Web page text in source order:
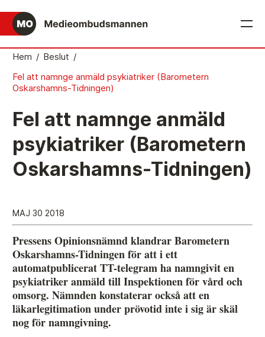
Det medieetiska systemet
Mediernas Etiknämnd fattar de avgörande besluten
Publicitetsreglerna – grunden i det medieetiska
systemet
Vill du ansluta till det medieetiska systemet?
Medieetikens historia
Instruktion för Allmänhetens Medieombudsman
Anmälan och beslut
De senaste besluten
Hem / Beslut /
Fel att namnge anmäld psykiatriker (Barometern
Oskarshamns-Tidningen)
Fel att namnge anmäld
psykiatriker (Barometern
Oskarshamns-Tidningen)
MAJ 30 2018
Pressens Opinionsnämnd klandrar Barometern
Oskarshamns-Tidningen för att i ett
automatpublicerat TT-telegram ha namngivit en
psykiatriker anmäld till Inspektionen för vård och
omsorg. Nämnden konstaterar också att en
läkarlegitimation under prövotid inte i sig är skäl
nog för namngivning.